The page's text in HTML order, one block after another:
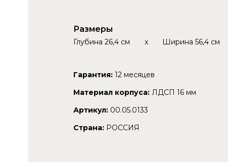
Размеры
Глубина 26,4 см x Ширина 56,4 см
Гарантия: 12 месяцев
Материал корпуса: ЛДСП 16 мм
Артикул: 00.05.0133
Страна: РОССИЯ